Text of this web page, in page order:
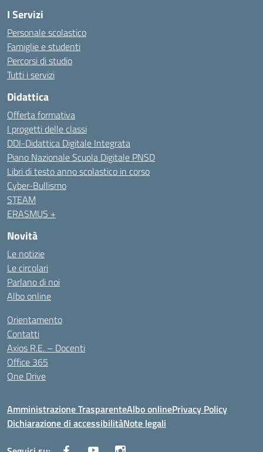
I Servizi
Personale scolastico
Famiglie e studenti
Percorsi di studio
Tutti i servizi
Didattica
Offerta formativa
I progetti delle classi
DDI-Didattica Digitale Integrata
Piano Nazionale Scuola Digitale PNSD
Libri di testo anno scolastico in corso
Cyber-Bullismo
STEAM
ERASMUS +
Novità
Le notizie
Le circolari
Parlano di noi
Albo online
Orientamento
Contatti
Axios R.E. – Docenti
Office 365
One Drive
Amministrazione TrasparenteAlbo onlinePrivacy Policy
Dichiarazione di accessibilitàNote legali